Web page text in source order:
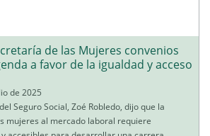
de las Mujeres convenios
a favor de la igualdad y acceso
de 2025
Seguro Social, Zoé Robledo, dijo que la
mujeres al mercado laboral requiere